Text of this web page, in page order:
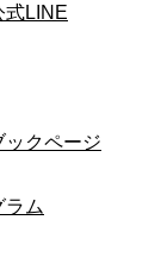
式LINE
クページ
ム